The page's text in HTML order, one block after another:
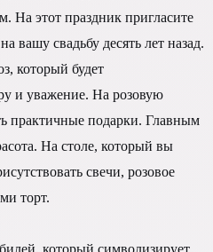
На этот праздник пригласите
вашу свадьбу десять лет назад.
который будет
и уважение. На розовую
практичные подарки. Главным
На столе, который вы
свечи, розовое
торт.
который символизирует